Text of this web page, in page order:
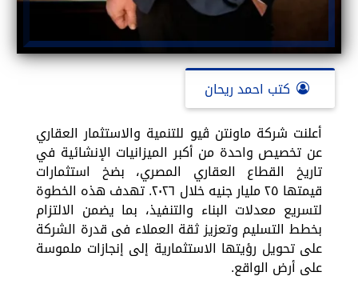
كتب احمد ريحان
أعلنت شركة ماونتن ڤيو للتنمية والاستثمار العقاري
عن تخصيص واحدة من أكبر الميزانيات الإنشائية في
تاريخ القطاع العقاري المصري، بضخ استثمارات
قيمتها ٢٥ مليار جنيه خلال ٢٠٢٦. تهدف هذه الخطوة
لتسريع معدلات البناء والتنفيذ، بما يضمن الالتزام
بخطط التسليم وتعزيز ثقة العملاء فى قدرة الشركة
على تحويل رؤيتها الاستثمارية إلى إنجازات ملموسة
على أرض الواقع.